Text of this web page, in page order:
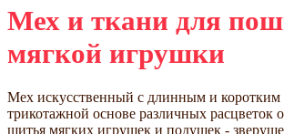
Мех и ткани для
мягкой игрушки
Мех искусственный с длинным и коротким
трикотажной основе различных расцветок
шитья мягких игрушек и подушек -